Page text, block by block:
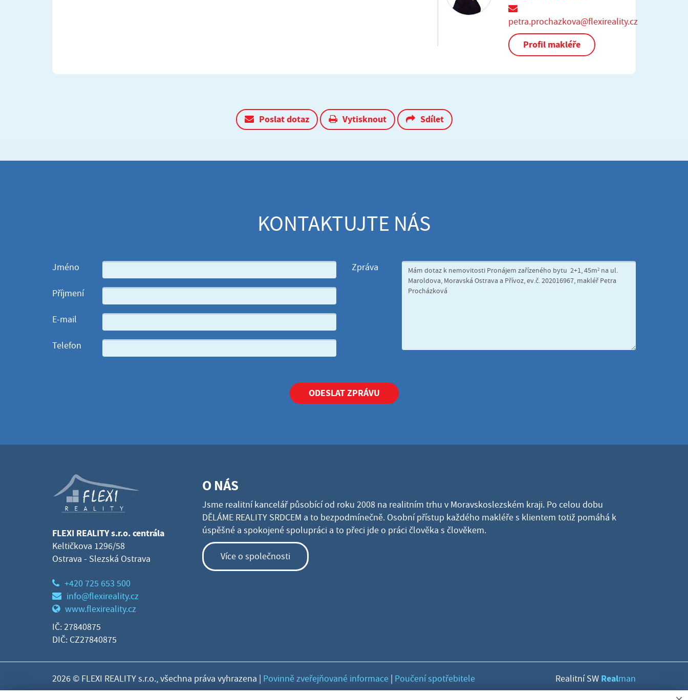
petra.prochazkova@flexireality.cz
Profil makléře
Poslat dotaz Vytisknout Sdílet
KONTAKTUJTE NÁS
Jméno
Příjmení
E-mail
Telefon
Zpráva
ODESLAT ZPRÁVU
FLEXI REALITY s.r.o. centrála
Keltičkova 1296/58
Ostrava - Slezská Ostrava
+420 725 653 500
info@flexireality.cz
www.flexireality.cz
IČ: 27840875
DIČ: CZ27840875
O NÁS
Jsme realitní kancelář působící od roku 2008 na realitním trhu v Moravskoslezském kraji. Po celou dobu
DĚLÁME REALITY SRDCEM a to bezpodmínečně. Osobní přístup každého makléře s klientem totiž pomáhá k
úspěšné a spokojené spolupráci a to přeci jde o práci člověka s člověkem.
Více o společnosti
2026 © FLEXI REALITY s.r.o., všechna práva vyhrazena | Povinně zveřejňované informace | Poučení spotřebitele Realitní SW Realman